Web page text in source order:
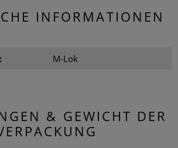
INFORMATIONEN
M-Lok
& GEWICHT DER